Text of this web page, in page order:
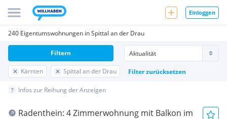
Einloggen
240 Eigentumswohnungen in Spittal an der Drau
Kärnten Spittal an der Drau Filter zurücksetzen
Filtern
Infos zur Reihung der Anzeigen
Radenthein: 4 Zimmerwohnung mit Balkon im